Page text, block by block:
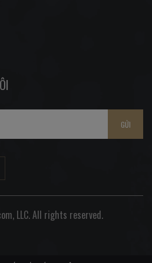
GỬI
LLC. All rights reserved.